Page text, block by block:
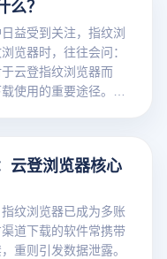
？
益受到关注，指纹浏
览器时，往往会问：
云登指纹浏览器而
使用的重要途径。你
云登浏览器核心
纹浏览器已成为多账
道下载的软件常携带
重则引发数据泄露。